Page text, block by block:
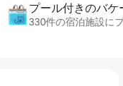
プール付きのバ⁠
330件の宿泊施設に